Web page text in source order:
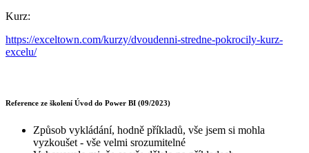
Kurz:
https://exceltown.com/kurzy/dvoudenni-stredne-pokrocily-kurz-
excelu/
Reference ze školení Úvod do Power BI (09/2023)
Způsob vykládání, hodně příkladů, vše jsem si mohla
vyzkoušet - vše velmi srozumitelné